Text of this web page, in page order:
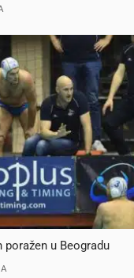
u Beogradu